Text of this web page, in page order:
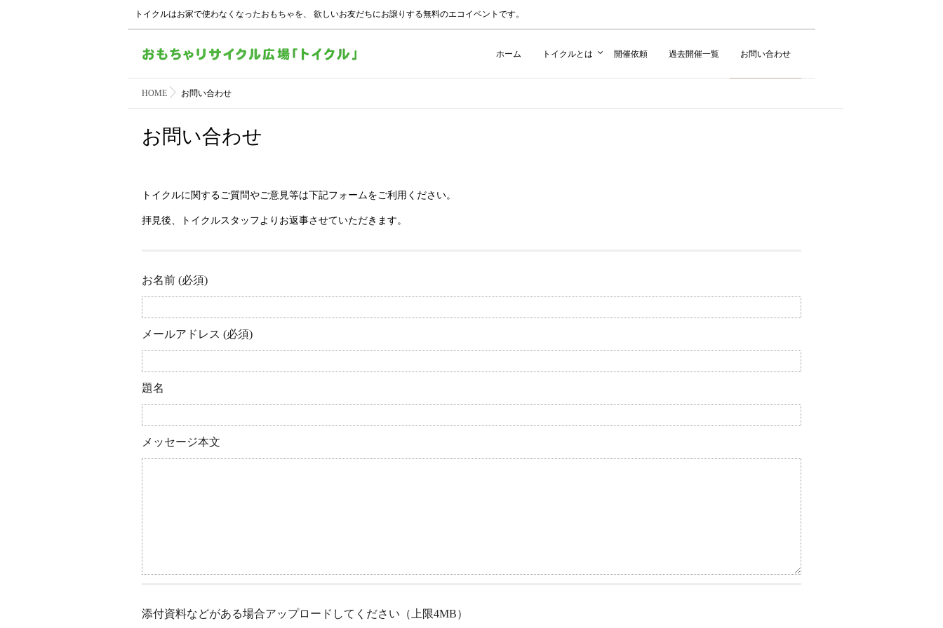
トイクルはお家で使わなくなったおもちゃを、 欲しいお友だちにお譲りする無料のエコイベントです。
ホーム トイクルとは 開催依頼 過去開催一覧 お問い合わせ
HOME お問い合わせ
お問い合わせ
トイクルに関するご質問やご意見等は下記フォームをご利用ください。
拝見後、トイクルスタッフよりお返事させていただきます。
お名前 (必須)
メールアドレス (必須)
題名
メッセージ本文
添付資料などがある場合アップロードしてください（上限4MB）